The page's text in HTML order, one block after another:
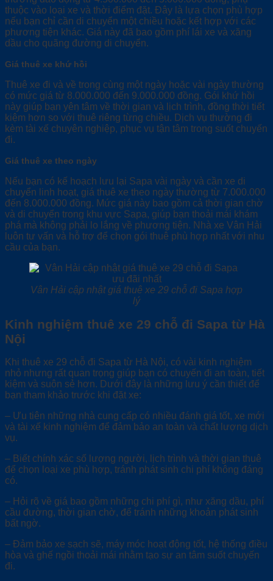
thuộc vào loại xe và thời điểm đặt. Đây là lựa chọn phù hợp
nếu bạn chỉ cần di chuyển một chiều hoặc kết hợp với các
phương tiện khác. Giá này đã bao gồm phí lái xe và xăng
dầu cho quãng đường di chuyển.
Giá thuê xe khứ hồi
Thuê xe đi và về trong cùng một ngày hoặc vài ngày thường
có mức giá từ 8.000.000 đến 9.000.000 đồng. Gói khứ hồi
này giúp bạn yên tâm về thời gian và lịch trình, đồng thời tiết
kiệm hơn so với thuê riêng từng chiều. Dịch vụ thường đi
kèm tài xế chuyên nghiệp, phục vụ tận tâm trong suốt chuyến
đi.
Giá thuê xe theo ngày
Nếu bạn có kế hoạch lưu lại Sapa vài ngày và cần xe di
chuyển linh hoạt, giá thuê xe theo ngày thường từ 7.000.000
đến 8.000.000 đồng. Mức giá này bao gồm cả thời gian chờ
và di chuyển trong khu vực Sapa, giúp bạn thoải mái khám
phá mà không phải lo lắng về phương tiện. Nhà xe Vân Hải
luôn tư vấn và hỗ trợ để chọn gói thuê phù hợp nhất với nhu
cầu của bạn.
Vân Hải cập nhật giá thuê xe 29 chỗ đi Sapa hợp
lý
Kinh nghiệm thuê xe 29 chỗ đi Sapa từ Hà
Nội
Khi thuê xe 29 chỗ đi Sapa từ Hà Nội, có vài kinh nghiệm
nhỏ nhưng rất quan trọng giúp bạn có chuyến đi an toàn, tiết
kiệm và suôn sẻ hơn. Dưới đây là những lưu ý cần thiết để
bạn tham khảo trước khi đặt xe:
– Ưu tiên những nhà cung cấp có nhiều đánh giá tốt, xe mới
và tài xế kinh nghiệm để đảm bảo an toàn và chất lượng dịch
vụ.
– Biết chính xác số lượng người, lịch trình và thời gian thuê
để chọn loại xe phù hợp, tránh phát sinh chi phí không đáng
có.
– Hỏi rõ về giá bao gồm những chi phí gì, như xăng dầu, phí
cầu đường, thời gian chờ, để tránh những khoản phát sinh
bất ngờ.
– Đảm bảo xe sạch sẽ, máy móc hoạt động tốt, hệ thống điều
hòa và ghế ngồi thoải mái nhằm tạo sự an tâm suốt chuyến
đi.